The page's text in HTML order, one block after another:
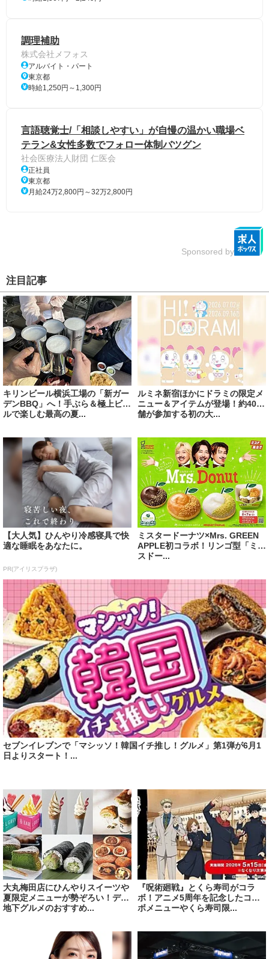
調理補助
株式会社メフォス
アルバイト・パート
東京都
時給1,250円～1,300円
言語聴覚士/「相談しやすい」が自慢の温かい職場ベ
テラン&女性多数でフォロー体制バツグン
社会医療法人財団 仁医会
正社員
東京都
月給24万2,800円～32万2,800円
Sponsored by
注目記事
キリンビール横浜工場の「新ガー
デンBBQ」へ！手ぶら＆極上ビー
ルで楽しむ最高の夏...
ルミネ新宿ほかにドラミの限定メ
ニュー＆アイテムが登場！約40店
舗が参加する初の大...
【大人気】ひんやり冷感寝具で快
適な睡眠をあなたに。
PR(アイリスプラザ)
ミスタードーナツ×Mrs. GREEN
APPLE初コラボ！リンゴ型「ミセ
スドー...
セブンイレブンで「マシッソ！韓国イチ推し！グルメ」第1弾が6月1
日よりスタート！...
大丸梅田店にひんやりスイーツや
夏限定メニューが勢ぞろい！デパ
地下グルメのおすすめ...
『呪術廻戦』とくら寿司がコラ
ボ！アニメ5周年を記念したコラ
ボメニューやくら寿司限...